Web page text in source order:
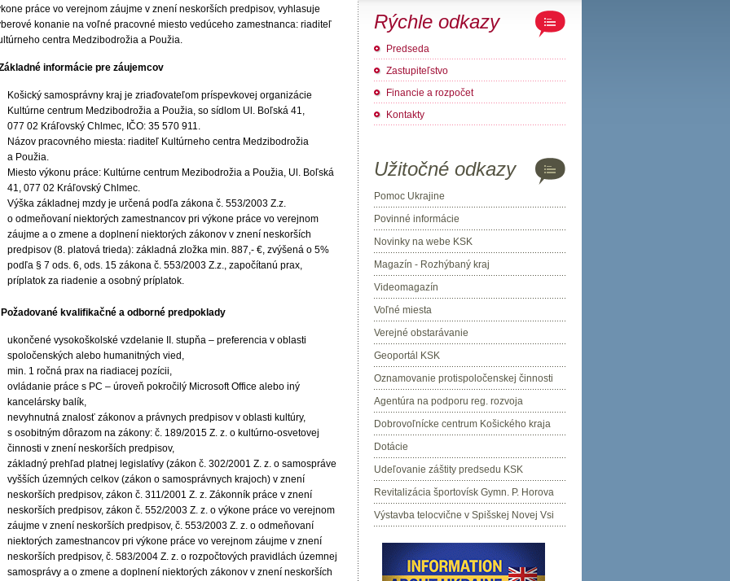
práce vo verejnom záujme v znení neskorších predpisov, vyhlasuje
konanie na voľné pracovné miesto vedúceho zamestnanca: riaditeľ
centra Medzibodrožia a Použia.
informácie pre záujemcov
Košický samosprávny kraj je zriaďovateľom príspevkovej organizácie
Kultúrne centrum Medzibodrožia a Použia, so sídlom Ul. Boľská 41,
077 02 Kráľovský Chlmec, IČO: 35 570 911.
Názov pracovného miesta: riaditeľ Kultúrneho centra Medzibodrožia
a Použia.
Miesto výkonu práce: Kultúrne centrum Mezibodrožia a Použia, Ul. Boľská
41, 077 02 Kráľovský Chlmec.
Výška základnej mzdy je určená podľa zákona č. 553/2003 Z.z.
o odmeňovaní niektorých zamestnancov pri výkone práce vo verejnom
záujme a o zmene a doplnení niektorých zákonov v znení neskorších
predpisov (8. platová trieda): základná zložka min. 887,- €, zvýšená o 5%
podľa § 7 ods. 6, ods. 15 zákona č. 553/2003 Z.z., započítanú prax,
príplatok za riadenie a osobný príplatok.
Požadované kvalifikačné a odborné predpoklady
ukončené vysokoškolské vzdelanie II. stupňa – preferencia v oblasti
spoločenských alebo humanitných vied,
min. 1 ročná prax na riadiacej pozícii,
ovládanie práce s PC – úroveň pokročilý Microsoft Office alebo iný
kancelársky balík,
nevyhnutná znalosť zákonov a právnych predpisov v oblasti kultúry,
s osobitným dôrazom na zákony: č. 189/2015 Z. z. o kultúrno-osvetovej
činnosti v znení neskorších predpisov,
základný prehľad platnej legislatívy (zákon č. 302/2001 Z. z. o samospráve
vyšších územných celkov (zákon o samosprávnych krajoch) v znení
neskorších predpisov, zákon č. 311/2001 Z. z. Zákonník práce v znení
neskorších predpisov, zákon č. 552/2003 Z. z. o výkone práce vo verejnom
záujme v znení neskorších predpisov, č. 553/2003 Z. z. o odmeňovaní
niektorých zamestnancov pri výkone práce vo verejnom záujme v znení
neskorších predpisov, č. 583/2004 Z. z. o rozpočtových pravidlách územnej
samosprávy a o zmene a doplnení niektorých zákonov v znení neskorších
Rýchle odkazy
Predseda
Zastupiteľstvo
Financie a rozpočet
Kontakty
Užitočné odkazy
Pomoc Ukrajine
Povinné informácie
Novinky na webe KSK
Magazín - Rozhýbaný kraj
Videomagazín
Voľné miesta
Verejné obstarávanie
Geoportál KSK
Oznamovanie protispoločenskej činnosti
Agentúra na podporu reg. rozvoja
Dobrovoľnícke centrum Košického kraja
Dotácie
Udeľovanie záštity predsedu KSK
Revitalizácia športovísk Gymn. P. Horova
Výstavba telocvične v Spišskej Novej Vsi